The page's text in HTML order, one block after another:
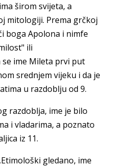
širom svijeta, a
mitologiji. Prema grčkoj
boga Apolona i nimfe
ili
se ime Mileta prvi put
srednjem vijeku i da je
u razdoblju od 9.
razdoblja, ime je bilo
i vladarima, a poznato
iz 11.
gledano, ime